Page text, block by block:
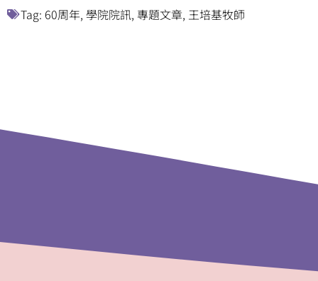
Tag: 60周年, 學院院訊, 專題文章, 王培基牧師